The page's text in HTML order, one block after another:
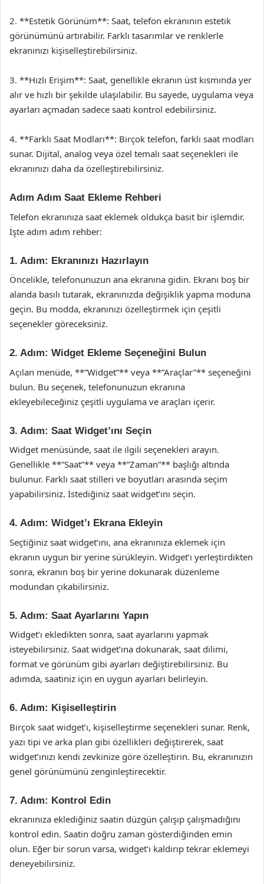
2. **Estetik Görünüm**: Saat, telefon ekranının estetik
görünümünü artırabilir. Farklı tasarımlar ve renklerle
ekranınızı kişiselleştirebilirsiniz.
3. **Hızlı Erişim**: Saat, genellikle ekranın üst kısmında yer
alır ve hızlı bir şekilde ulaşılabilir. Bu sayede, uygulama veya
ayarları açmadan sadece saati kontrol edebilirsiniz.
4. **Farklı Saat Modları**: Birçok telefon, farklı saat modları
sunar. Dijital, analog veya özel temalı saat seçenekleri ile
ekranınızı daha da özelleştirebilirsiniz.
Adım Adım Saat Ekleme Rehberi
Telefon ekranınıza saat eklemek oldukça basit bir işlemdir.
İşte adım adım rehber:
1. Adım: Ekranınızı Hazırlayın
Öncelikle, telefonunuzun ana ekranına gidin. Ekranı boş bir
alanda basılı tutarak, ekranınızda değişiklik yapma moduna
geçin. Bu modda, ekranınızı özelleştirmek için çeşitli
seçenekler göreceksiniz.
2. Adım: Widget Ekleme Seçeneğini Bulun
Açılan menüde, **”Widget”** veya **”Araçlar”** seçeneğini
bulun. Bu seçenek, telefonunuzun ekranına
ekleyebileceğiniz çeşitli uygulama ve araçları içerir.
3. Adım: Saat Widget’ını Seçin
Widget menüsünde, saat ile ilgili seçenekleri arayın.
Genellikle **”Saat”** veya **”Zaman”** başlığı altında
bulunur. Farklı saat stilleri ve boyutları arasında seçim
yapabilirsiniz. İstediğiniz saat widget’ını seçin.
4. Adım: Widget’ı Ekrana Ekleyin
Seçtiğiniz saat widget’ını, ana ekranınıza eklemek için
ekranın uygun bir yerine sürükleyin. Widget’ı yerleştirdikten
sonra, ekranın boş bir yerine dokunarak düzenleme
modundan çıkabilirsiniz.
5. Adım: Saat Ayarlarını Yapın
Widget’ı ekledikten sonra, saat ayarlarını yapmak
isteyebilirsiniz. Saat widget’ına dokunarak, saat dilimi,
format ve görünüm gibi ayarları değiştirebilirsiniz. Bu
adımda, saatiniz için en uygun ayarları belirleyin.
6. Adım: Kişiselleştirin
Birçok saat widget’ı, kişiselleştirme seçenekleri sunar. Renk,
yazı tipi ve arka plan gibi özellikleri değiştirerek, saat
widget’ınızı kendi zevkinize göre özelleştirin. Bu, ekranınızın
genel görünümünü zenginleştirecektir.
7. Adım: Kontrol Edin
ekranınıza eklediğiniz saatin düzgün çalışıp çalışmadığını
kontrol edin. Saatin doğru zaman gösterdiğinden emin
olun. Eğer bir sorun varsa, widget’ı kaldırıp tekrar eklemeyi
deneyebilirsiniz.